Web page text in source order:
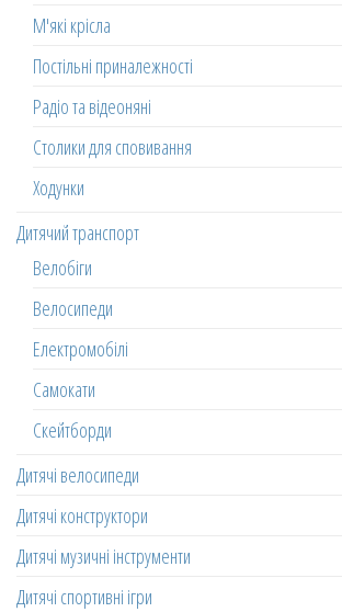
М'які крісла
Постільні приналежності
Радіо та відеоняні
Столики для сповивання
Ходунки
Дитячий транспорт
Велобіги
Велосипеди
Електромобілі
Самокати
Скейтборди
Дитячі велосипеди
Дитячі конструктори
Дитячі музичні інструменти
Дитячі спортивні ігри